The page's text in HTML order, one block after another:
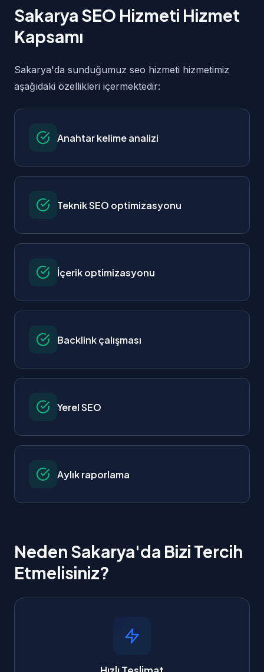
Sakarya SEO Hizmeti Hizmet
Kapsamı
Sakarya'da sunduğumuz seo hizmeti hizmetimiz
aşağıdaki özellikleri içermektedir:
Anahtar kelime analizi
Teknik SEO optimizasyonu
İçerik optimizasyonu
Backlink çalışması
Yerel SEO
Aylık raporlama
Neden Sakarya'da Bizi Tercih
Etmelisiniz?